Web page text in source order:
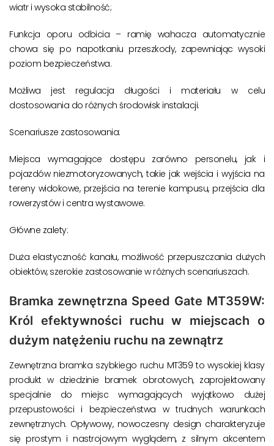
wiatr i wysoka stabilność;
Funkcja oporu odbicia – ramię wahacza automatycznie
chowa się po napotkaniu przeszkody, zapewniając wysoki
poziom bezpieczeństwa.
Możliwa jest regulacja długości i materiału w celu
dostosowania do różnych środowisk instalacji.
Scenariusze zastosowania:
Miejsca wymagające dostępu zarówno personelu, jak i
pojazdów niezmotoryzowanych, takie jak wejścia i wyjścia na
tereny widokowe, przejścia na terenie kampusu, przejścia dla
rowerzystów i centra wystawowe.
Główne zalety:
Duża elastyczność kanału, możliwość przepuszczania dużych
obiektów, szerokie zastosowanie w różnych scenariuszach.
Bramka zewnętrzna Speed ​​Gate MT359W:
Król efektywności ruchu w miejscach o
dużym natężeniu ruchu na zewnątrz
Zewnętrzna bramka szybkiego ruchu MT359 to wysokiej klasy
produkt w dziedzinie bramek obrotowych, zaprojektowany
specjalnie do miejsc wymagających wyjątkowo dużej
przepustowości i bezpieczeństwa w trudnych warunkach
zewnętrznych. Opływowy, nowoczesny design charakteryzuje
się prostym i nastrojowym wyglądem, z silnym akcentem